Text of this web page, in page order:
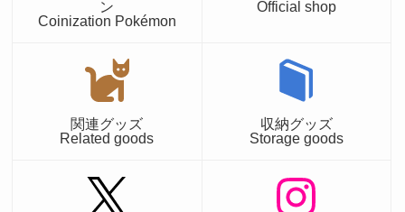
ン
Coinization Pokémon
Official shop
関連グッズ
Related goods
収納グッズ
Storage goods